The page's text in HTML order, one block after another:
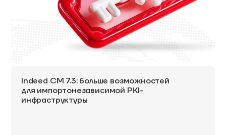
Indeed CM 7.3: больше возможностей
для импортонезависимой PKI-
инфраструктуры